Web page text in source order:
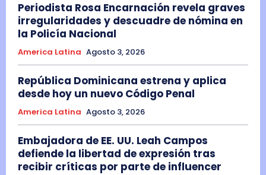
Periodista Rosa Encarnación revela graves
irregularidades y descuadre de nómina en
la Policía Nacional
America Latina Agosto 3, 2026
República Dominicana estrena y aplica
desde hoy un nuevo Código Penal
America Latina Agosto 3, 2026
Embajadora de EE. UU. Leah Campos
defiende la libertad de expresión tras
recibir críticas por parte de influencer